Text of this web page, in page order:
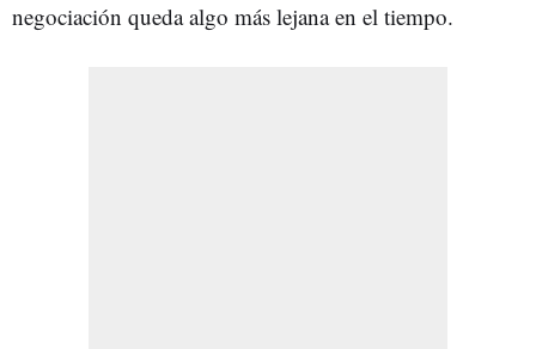
negociación queda algo más lejana en el tiempo.